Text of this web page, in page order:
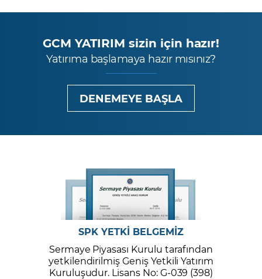
GCM YATIRIM sizin için hazır!
Yatırıma başlamaya hazır mısınız?
DENEMEYE BAŞLA
SPK YETKİ BELGEMİZ
Sermaye Piyasası Kurulu tarafından
yetkilendirilmiş Geniş Yetkili Yatırım
Kuruluşudur. Lisans No: G-039 (398)